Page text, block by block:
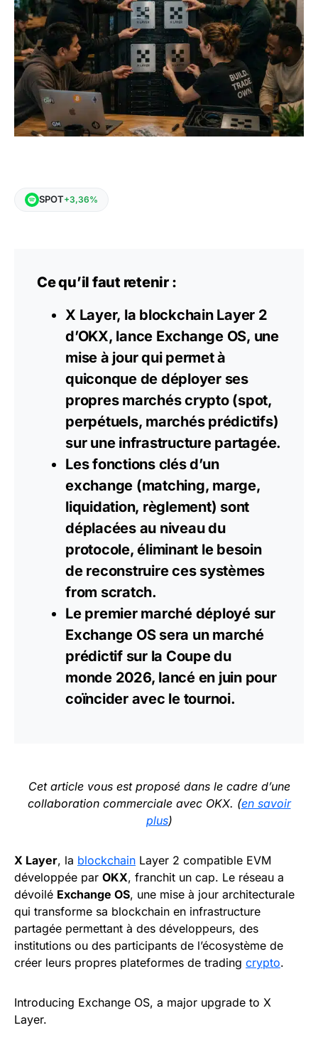
SPOT+3,36%
Ce qu’il faut retenir :
X Layer, la blockchain Layer 2
d’OKX, lance Exchange OS, une
mise à jour qui permet à
quiconque de déployer ses
propres marchés crypto (spot,
perpétuels, marchés prédictifs)
sur une infrastructure partagée.
Les fonctions clés d’un
exchange (matching, marge,
liquidation, règlement) sont
déplacées au niveau du
protocole, éliminant le besoin
de reconstruire ces systèmes
from scratch.
Le premier marché déployé sur
Exchange OS sera un marché
prédictif sur la Coupe du
monde 2026, lancé en juin pour
coïncider avec le tournoi.
Cet article vous est proposé dans le cadre d’une
collaboration commerciale avec OKX. (en savoir
plus)
X Layer, la blockchain Layer 2 compatible EVM
développée par OKX, franchit un cap. Le réseau a
dévoilé Exchange OS, une mise à jour architecturale
qui transforme sa blockchain en infrastructure
partagée permettant à des développeurs, des
institutions ou des participants de l’écosystème de
créer leurs propres plateformes de trading crypto.
Introducing Exchange OS, a major upgrade to X
Layer.